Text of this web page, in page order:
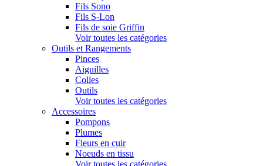
Fils Sono
Fils S-Lon
Fils de soie Griffin
Voir toutes les catégories
Outils et Rangements
Pinces
Aiguilles
Colles
Outils
Voir toutes les catégories
Accessoires
Pompons
Plumes
Fleurs en cuir
Noeuds en tissu
Voir toutes les catégories